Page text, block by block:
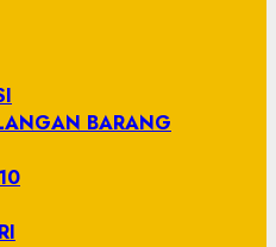
BARANG